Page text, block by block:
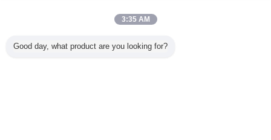
ผลิตภัณฑ์ทั้งหมด
3:35 AM
Good day, what product are you looking for?